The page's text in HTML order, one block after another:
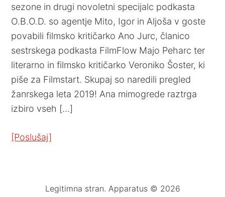
sezone in drugi novoletni specijalc podkasta
O.B.O.D. so agentje Mito, Igor in Aljoša v goste
povabili filmsko kritičarko Ano Jurc, članico
sestrskega podkasta FilmFlow Majo Peharc ter
literarno in filmsko kritičarko Veroniko Šoster, ki
piše za Filmstart. Skupaj so naredili pregled
žanrskega leta 2019! Ana mimogrede raztrga
izbiro vseh […]
[Poslušaj]
Legitimna stran. Apparatus © 2026